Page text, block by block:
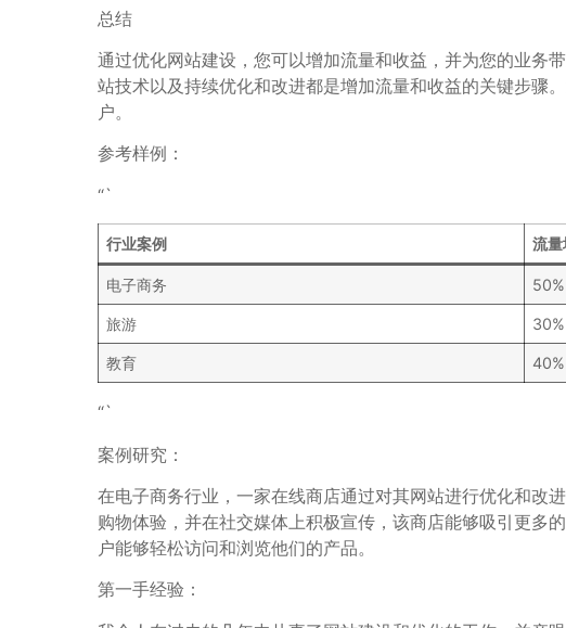
总结
通过优化网站建设，您可以增加流量和收益，并为您的业务
站技术以及持续优化和改进都是增加流量和收益的关键步骤
户。
参考样例：
“`
行业案例 流
电子商务 50%
旅游 30%
教育 40%
“`
案例研究：
在电子商务行业，一家在线商店通过对其网站进行优化和改
购物体验，并在社交媒体上积极宣传，该商店能够吸引更多
户能够轻松访问和浏览他们的产品。
第一手经验：